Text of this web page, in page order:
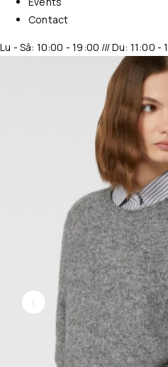
Contact
Lu - Sâ: 10:00 - 19:00 /// Du: 11:00 -